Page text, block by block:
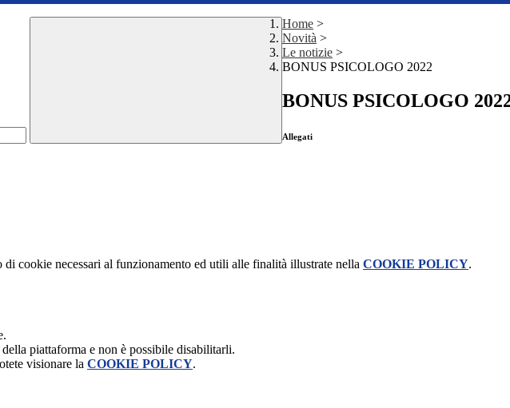
Home >
Novità >
Le notizie >
BONUS PSICOLOGO 2022
BONUS PSICOLOGO
Allegati
cookie necessari al funzionamento ed utili alle finalità illustrate nella COOKIE POLICY.
piattaforma e non è possibile disabilitarli.
visionare la COOKIE POLICY.